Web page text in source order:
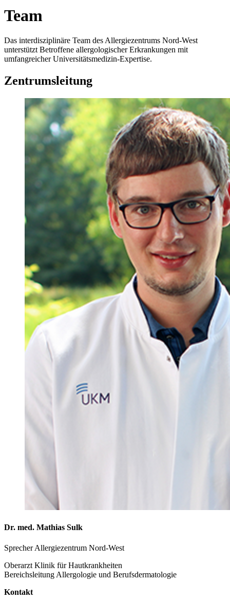
Team
Das interdisziplinäre Team des Allergiezentrums Nord-West
unterstützt Betroffene allergologischer Erkrankungen mit
umfangreicher Universitätsmedizin-Expertise.
Zentrumsleitung
Dr. med. Mathias Sulk
Sprecher Allergiezentrum Nord-West
Oberarzt Klinik für Hautkrankheiten
Bereichsleitung Allergologie und Berufsdermatologie
Kontakt